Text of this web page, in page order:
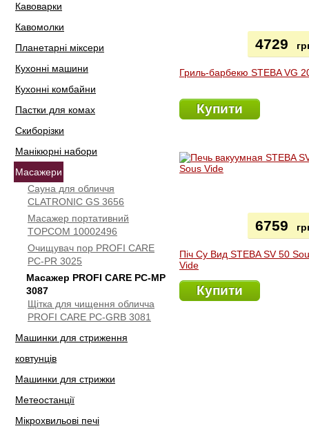
Кавоварки
Кавомолки
Планетарні міксери
Кухонні машини
Кухонні комбайни
Пастки для комах
Скиборізки
Манікюрні набори
Масажери
Сауна для обличчя
CLATRONIC GS 3656
Масажер портативний
TOPCOM 10002496
Очищувач пор PROFI CARE
PC-PR 3025
Масажер PROFI CARE PC-MP
3087
Щітка для чищення обличча
PROFI CARE PC-GRB 3081
Машинки для стриження
ковтунців
Машинки для стрижки
Метеостанції
Мікрохвильові печі
Гриль-барбекю STEBA VG
4729
Купити
Піч Су Вид STEBA SV 50
Vide
6759
Купити